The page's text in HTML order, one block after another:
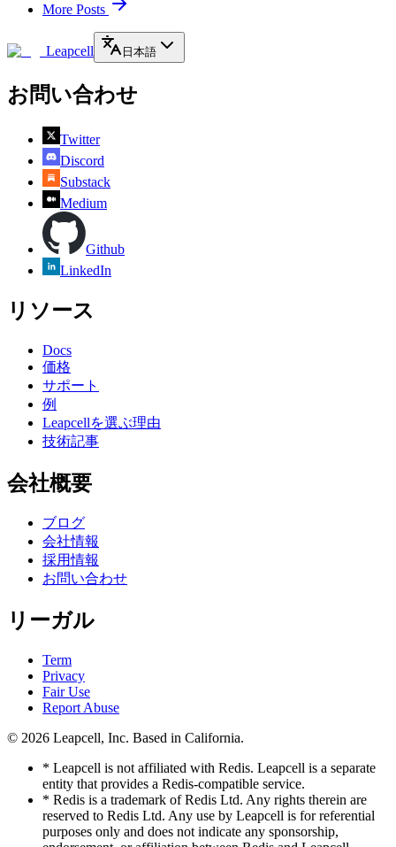
More Posts
Leapcell 日本語
お問い合わせ
Twitter
Discord
Substack
Medium
Github
LinkedIn
リソース
Docs
価格
サポート
例
Leapcellを選ぶ理由
技術記事
会社概要
ブログ
会社情報
採用情報
お問い合わせ
リーガル
Term
Privacy
Fair Use
Report Abuse
© 2026 Leapcell, Inc. Based in California.
* Leapcell is not affiliated with Redis. Leapcell is a separate
entity that provides a Redis-compatible service.
* Redis is a trademark of Redis Ltd. Any rights therein are
reserved to Redis Ltd. Any use by Leapcell is for referential
purposes only and does not indicate any sponsorship,